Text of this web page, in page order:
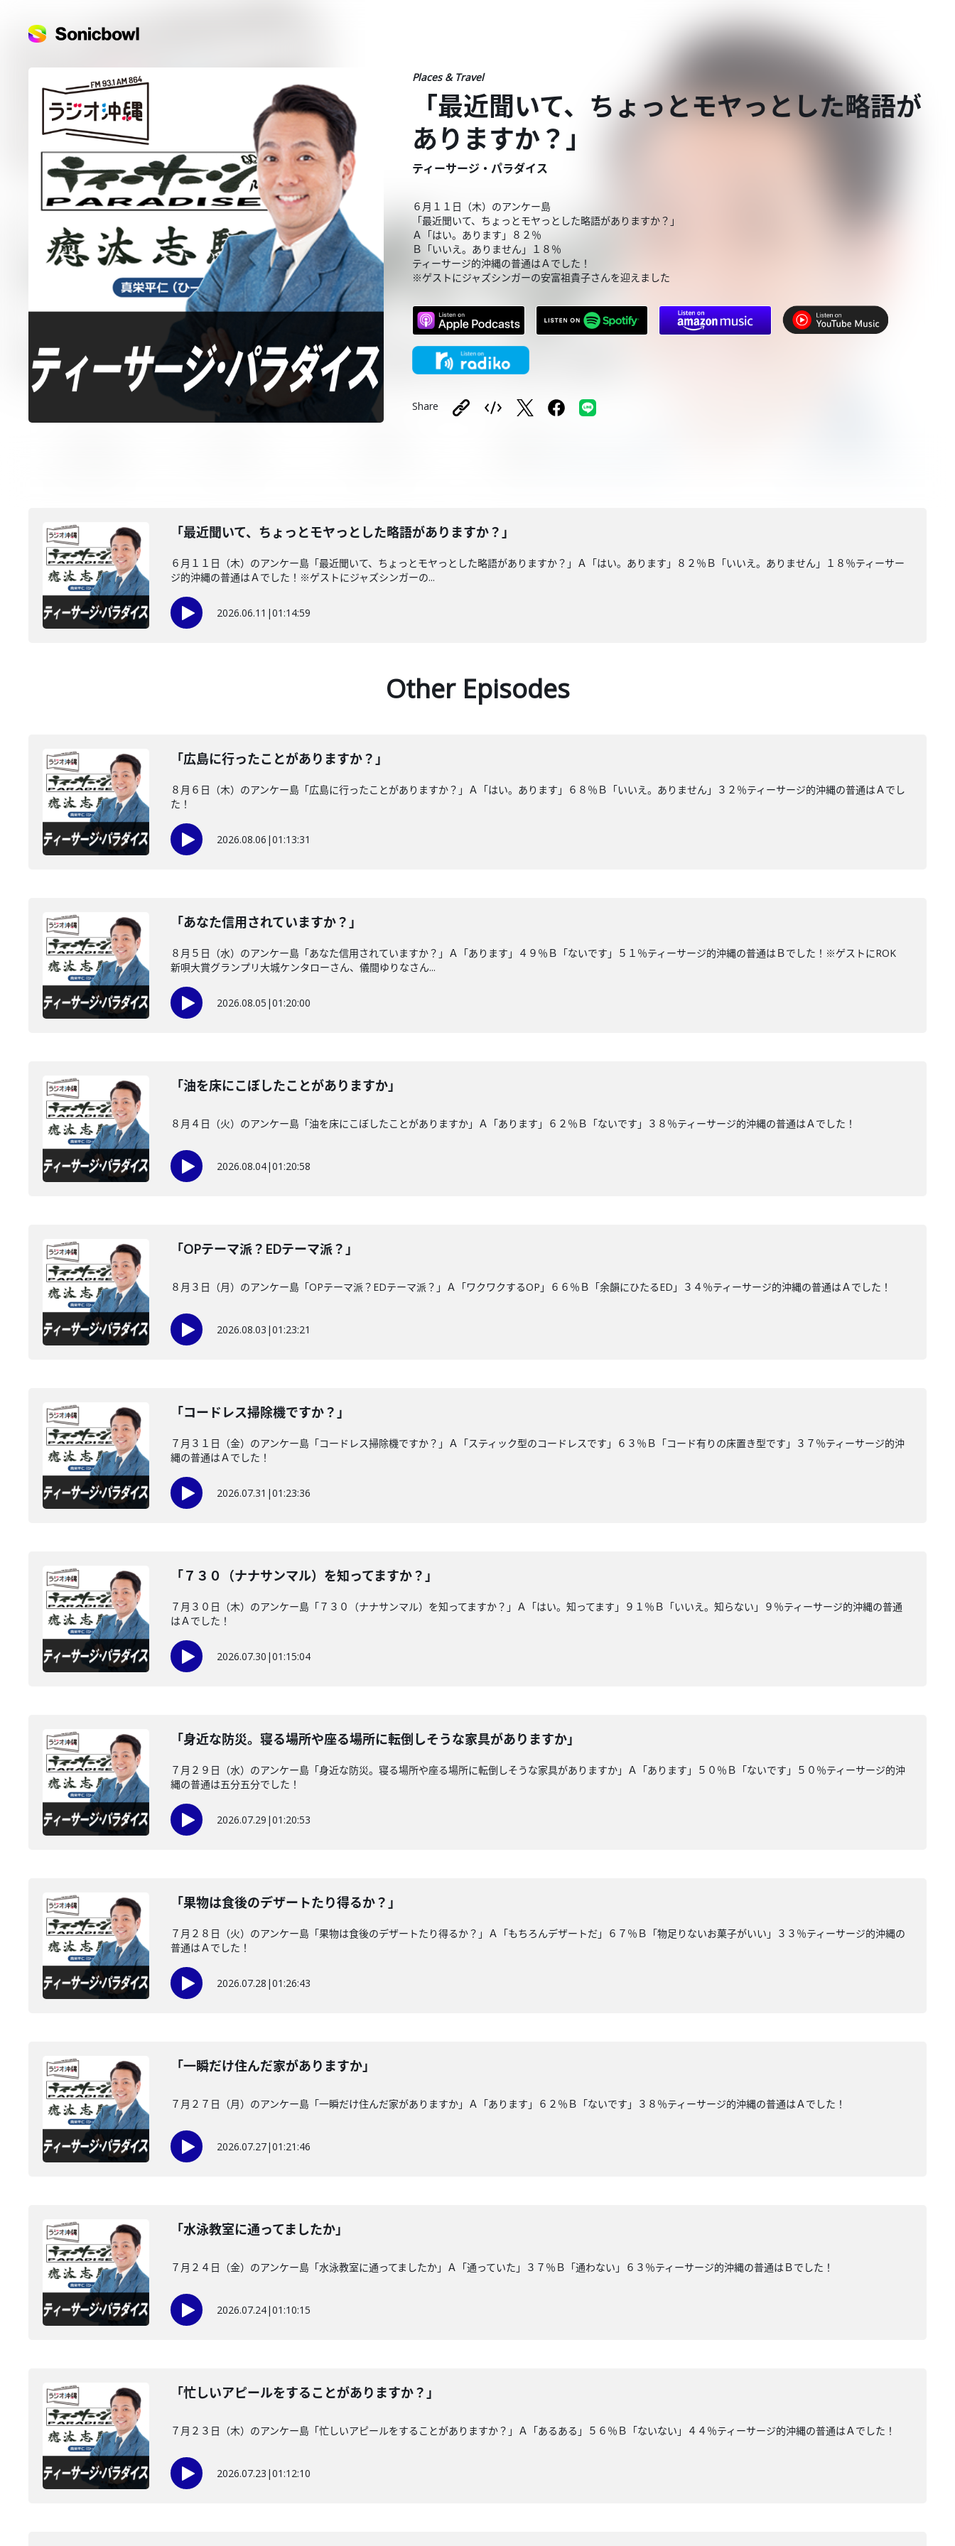
Places & Travel
「最近聞いて、ちょっとモヤっとした略語が
ありますか？」
ティーサージ・パラダイス
６月１１日（木）のアンケー島
「最近聞いて、ちょっとモヤっとした略語がありますか？」
Ａ「はい。あります」８２％
Ｂ「いいえ。ありません」１８％
ティーサージ的沖縄の普通はＡでした！
※ゲストにジャズシンガーの安富祖貴子さんを迎えました
Share
「最近聞いて、ちょっとモヤっとした略語がありますか？」
６月１１日（木）のアンケー島「最近聞いて、ちょっとモヤっとした略語がありますか？」Ａ「はい。あります」８２％Ｂ「いいえ。ありません」１８％ティーサー
ジ的沖縄の普通はＡでした！※ゲストにジャズシンガーの...
2026.06.11 |01:14:59
Other Episodes
「広島に行ったことがありますか？」
８月６日（木）のアンケー島「広島に行ったことがありますか？」Ａ「はい。あります」６８％Ｂ「いいえ。ありません」３２％ティーサージ的沖縄の普通はＡでし
た！
2026.08.06 |01:13:31
「あなた信用されていますか？」
８月５日（水）のアンケー島「あなた信用されていますか？」Ａ「あります」４９％Ｂ「ないです」５１％ティーサージ的沖縄の普通はＢでした！※ゲストにROK
新唄大賞グランプリ大城ケンタローさん、儀間ゆりなさん...
2026.08.05 |01:20:00
「油を床にこぼしたことがありますか」
８月４日（火）のアンケー島「油を床にこぼしたことがありますか」Ａ「あります」６２％Ｂ「ないです」３８％ティーサージ的沖縄の普通はＡでした！
2026.08.04|01:20:58
「OPテーマ派？EDテーマ派？」
８月３日（月）のアンケー島「OPテーマ派？EDテーマ派？」Ａ「ワクワクするOP」６６％Ｂ「余韻にひたるED」３４％ティーサージ的沖縄の普通はＡでした！
2026.08.03 |01:23:21
「コードレス掃除機ですか？」
７月３１日（金）のアンケー島「コードレス掃除機ですか？」Ａ「スティック型のコードレスです」６３％Ｂ「コード有りの床置き型です」３７％ティーサージ的沖
縄の普通はＡでした！
2026.07.31 |01:23:36
「７３０（ナナサンマル）を知ってますか？」
７月３０日（木）のアンケー島「７３０（ナナサンマル）を知ってますか？」Ａ「はい。知ってます」９１％Ｂ「いいえ。知らない」９％ティーサージ的沖縄の普通
はＡでした！
2026.07.30 |01:15:04
「身近な防災。寝る場所や座る場所に転倒しそうな家具がありますか」
７月２９日（水）のアンケー島「身近な防災。寝る場所や座る場所に転倒しそうな家具がありますか」Ａ「あります」５０％Ｂ「ないです」５０％ティーサージ的沖
縄の普通は五分五分でした！
2026.07.29 |01:20:53
「果物は食後のデザートたり得るか？」
７月２８日（火）のアンケー島「果物は食後のデザートたり得るか？」Ａ「もちろんデザートだ」６７％Ｂ「物足りないお菓子がいい」３３％ティーサージ的沖縄の
普通はＡでした！
2026.07.28 |01:26:43
「一瞬だけ住んだ家がありますか」
７月２７日（月）のアンケー島「一瞬だけ住んだ家がありますか」Ａ「あります」６２％Ｂ「ないです」３８％ティーサージ的沖縄の普通はＡでした！
2026.07.27|01:21:46
「水泳教室に通ってましたか」
７月２４日（金）のアンケー島「水泳教室に通ってましたか」Ａ「通っていた」３７％Ｂ「通わない」６３％ティーサージ的沖縄の普通はＢでした！
2026.07.24|01:10:15
「忙しいアピールをすることがありますか？」
７月２３日（木）のアンケー島「忙しいアピールをすることがありますか？」Ａ「あるある」５６％Ｂ「ないない」４４％ティーサージ的沖縄の普通はＡでした！
2026.07.23 |01:12:10